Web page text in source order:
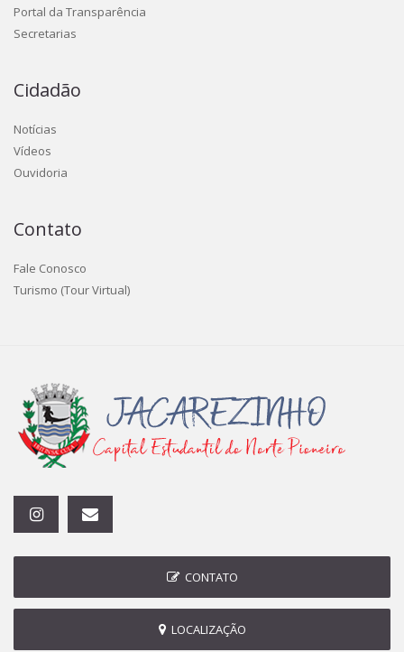
Portal da Transparência
Secretarias
Cidadão
Notícias
Vídeos
Ouvidoria
Contato
Fale Conosco
Turismo (Tour Virtual)
CONTATO
LOCALIZAÇÃO